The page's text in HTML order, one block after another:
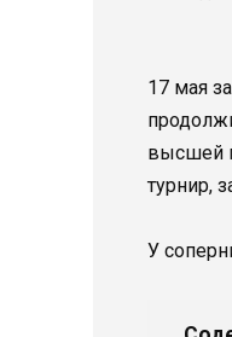
17 мая
высшей
турнир,
У